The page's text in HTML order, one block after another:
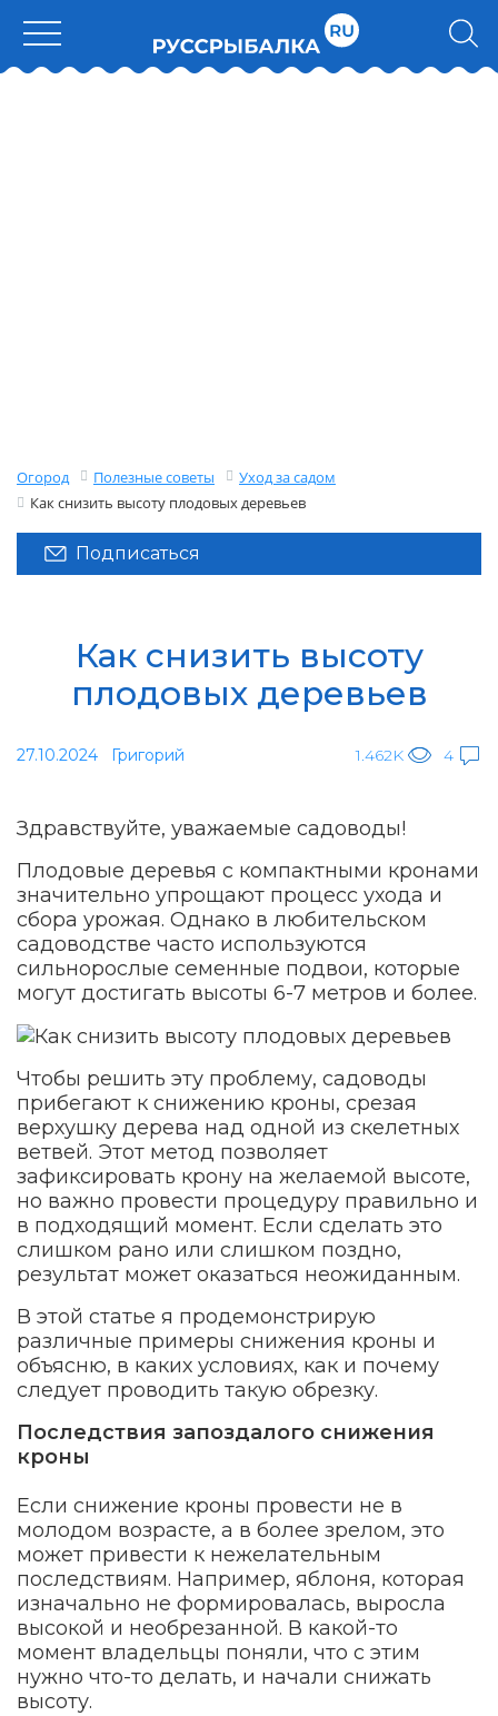
Огород Полезные советы
Уход за садом
Как снизить высоту плодовых деревьев
Подписаться
Как снизить высоту
плодовых деревьев
27.10.2024 Григорий 1.462K 4
Здравствуйте, уважаемые садоводы!
Плодовые деревья с компактными кронами
значительно упрощают процесс ухода и
сбора урожая. Однако в любительском
садоводстве часто используются
сильнорослые семенные подвои, которые
могут достигать высоты 6-7 метров и более.
Чтобы решить эту проблему, садоводы
прибегают к снижению кроны, срезая
верхушку дерева над одной из скелетных
ветвей. Этот метод позволяет
зафиксировать крону на желаемой высоте,
но важно провести процедуру правильно и
в подходящий момент. Если сделать это
слишком рано или слишком поздно,
результат может оказаться неожиданным.
В этой статье я продемонстрирую
различные примеры снижения кроны и
объясню, в каких условиях, как и почему
следует проводить такую обрезку.
Последствия запоздалого снижения
кроны
Если снижение кроны провести не в
молодом возрасте, а в более зрелом, это
может привести к нежелательным
последствиям. Например, яблоня, которая
изначально не формировалась, выросла
высокой и необрезанной. В какой-то
момент владельцы поняли, что с этим
нужно что-то делать, и начали снижать
высоту.